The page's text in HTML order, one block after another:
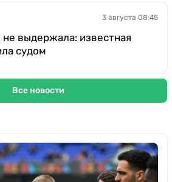
3 августа 08:45
выдержала: известная
судом
Все новости